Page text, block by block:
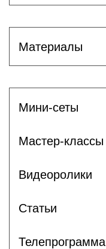
Материалы
Мини-сеты
Мастер-классы
Видеоролики
Статьи
Телепрограмма